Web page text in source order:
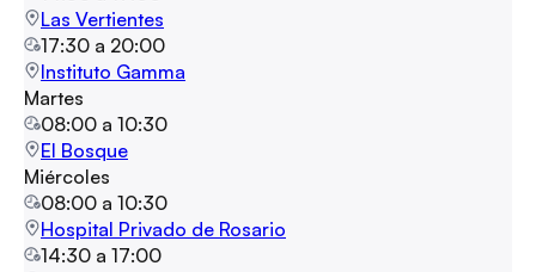
Las Vertientes
17:30 a 20:00
Instituto Gamma
Martes
08:00 a 10:30
El Bosque
Miércoles
08:00 a 10:30
Hospital Privado de Rosario
14:30 a 17:00